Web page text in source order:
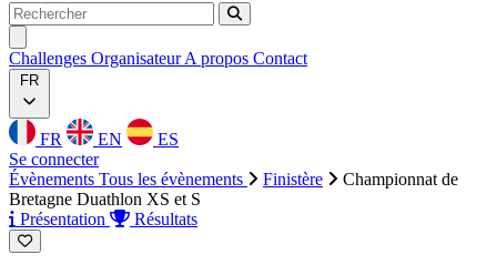
Rechercher
Rechercher
Challenges OrganisateurA propos Contact
FR
FR EN
ES
Se connecter
Évènements Tous les évènements Finistère
Championnat de
Bretagne Duathlon XS et S
Présentation
Résultats